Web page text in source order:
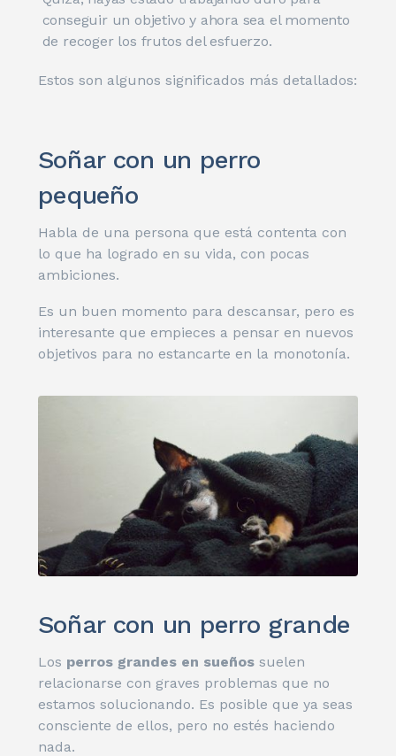
conseguir un objetivo y ahora sea el momento
de recoger los frutos del esfuerzo.
Estos son algunos significados más detallados:
Soñar con un perro
pequeño
Habla de una persona que está contenta con
lo que ha logrado en su vida, con pocas
ambiciones.
Es un buen momento para descansar, pero es
interesante que empieces a pensar en nuevos
objetivos para no estancarte en la monotonía.
Soñar con un perro grande
Los perros grandes en sueñossuelen
relacionarse con graves problemas que no
estamos solucionando. Es posible que ya seas
consciente de ellos, pero no estés haciendo
nada.